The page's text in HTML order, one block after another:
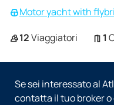
Motor yacht with
12Viaggiatori 1
Se sei interessato al
contatta il tuo broker